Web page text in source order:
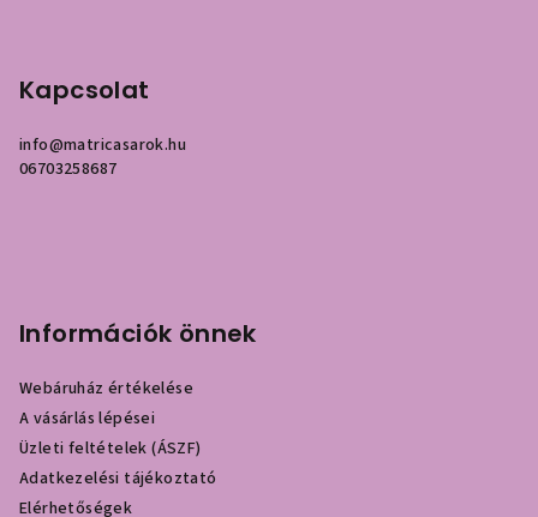
Kapcsolat
info@matricasarok.hu
06703258687
Információk önnek
Webáruház értékelése
A vásárlás lépései
Üzleti feltételek (ÁSZF)
Adatkezelési tájékoztató
Elérhetőségek